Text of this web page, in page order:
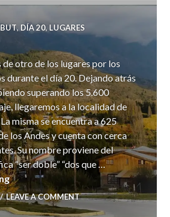
,DÍA 20, LUGARES
otro de los lugares por los
durante el día 20. Dejando atrás
superando los 5.600
llegaremos a la localidad de
misma se encuentra a 625
los Andes y cuenta con cerca
Su nombre proviene del
“ser doble” “dos que …
Epuyén
LEAVE A COMMENT